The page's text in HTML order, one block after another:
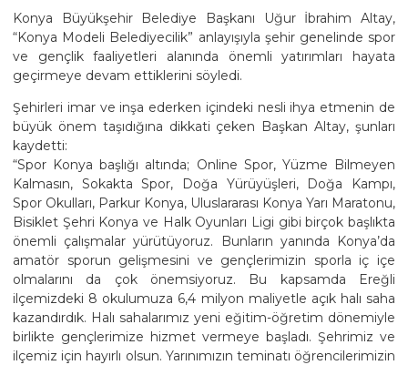
Konya Büyükşehir Belediye Başkanı Uğur İbrahim Altay,
“Konya Modeli Belediyecilik” anlayışıyla şehir genelinde spor
ve gençlik faaliyetleri alanında önemli yatırımları hayata
geçirmeye devam ettiklerini söyledi.
Şehirleri imar ve inşa ederken içindeki nesli ihya etmenin de
büyük önem taşıdığına dikkati çeken Başkan Altay, şunları
kaydetti:
“Spor Konya başlığı altında; Online Spor, Yüzme Bilmeyen
Kalmasın, Sokakta Spor, Doğa Yürüyüşleri, Doğa Kampı,
Spor Okulları, Parkur Konya, Uluslararası Konya Yarı Maratonu,
Bisiklet Şehri Konya ve Halk Oyunları Ligi gibi birçok başlıkta
önemli çalışmalar yürütüyoruz. Bunların yanında Konya’da
amatör sporun gelişmesini ve gençlerimizin sporla iç içe
olmalarını da çok önemsiyoruz. Bu kapsamda Ereğli
ilçemizdeki 8 okulumuza 6,4 milyon maliyetle açık halı saha
kazandırdık. Halı sahalarımız yeni eğitim-öğretim dönemiyle
birlikte gençlerimize hizmet vermeye başladı. Şehrimiz ve
ilçemiz için hayırlı olsun. Yarınımızın teminatı öğrencilerimizin